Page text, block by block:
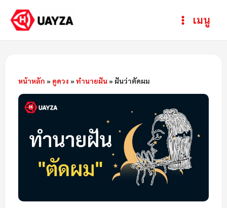
Mainเมนู
หน้าหลัก » ดูดวง »ทำนายฝัน» ฝันว่าตัดผม
Post
navigation
ห
ม
ห